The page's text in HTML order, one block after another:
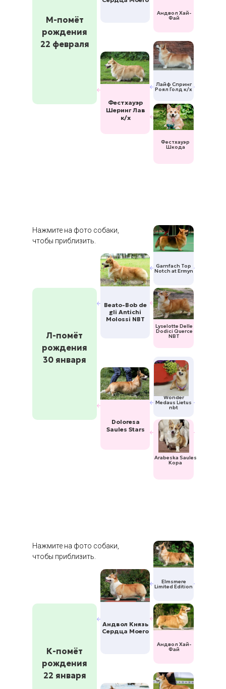
Фестхауэр
Шеринг Лав
к/х
Фестхауэр
Шкода
Лайф Спринг
Роял Голд к/х
Андвол Хай-
Фай
М-помёт
рождения
22 февраля
Beato-Bob de
gli Antichi
Molossi NBT
Doloresa
Saules Stars
Arabeska Saules
Kopa
Wonder
Medaus Lietus
nbt
Lyselotte Delle
Dodici Querce
NBT
Garnfach Top
Notch at Ermyn
Л-помёт
рождения
30 января
Нажмите на фото собаки,
чтобы приблизить.
Андвол Князь
Сердца Моего
Андвол Хай-
Фай
Elmsmere
Limited Edition
К-помёт
рождения
22 января
Нажмите на фото собаки,
чтобы приблизить.